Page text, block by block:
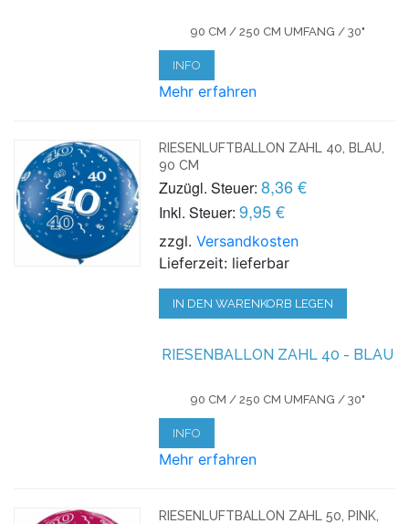
90 CM / 250 CM UMFANG / 30"
INFO
Mehr erfahren
RIESENLUFTBALLON ZAHL 40, BLAU,
90 CM
Zuzügl. Steuer: 8,36 €
Inkl. Steuer: 9,95 €
zzgl.Versandkosten
Lieferzeit: lieferbar
IN DEN WARENKORB LEGEN
RIESENBALLON ZAHL 40 - BLAU
90 CM / 250 CM UMFANG / 30"
INFO
Mehr erfahren
RIESENLUFTBALLON ZAHL 50, PINK,